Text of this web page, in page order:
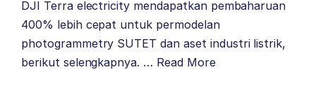
DJI Terra electricity mendapatkan pembaharuan
400% lebih cepat untuk permodelan
photogrammetry SUTET dan aset industri listrik,
berikut selengkapnya. … Read More